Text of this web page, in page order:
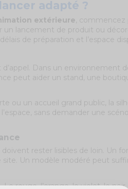
adapté ?
extérieure ,
lancement de produit ou
de préparation et l’espace
Dans un environnement
peut aider un stand, une
ou un accueil grand public, la
sans demander une
doivent rester lisibles de loin. Un
site. Un modèle modéré peut
rouge, l’orange, le violet, le